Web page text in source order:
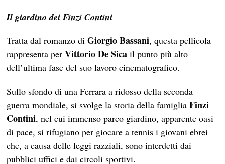
Il giardino dei Finzi Contini
Tratta dal romanzo diGiorgio Bassani, questa pellicola
rappresenta perVittorio De Sica il punto più alto
dell’ultima fase del suo lavoro cinematografico.
Sullo sfondo di una Ferrara a ridosso della seconda
guerra mondiale, si svolge la storia della famigliaFinzi
Contini, nel cui immenso parco giardino, apparente oasi
di pace, si rifugiano per giocare a tennis i giovani ebrei
che, a causa delle leggi razziali, sono interdetti dai
pubblici uffici e dai circoli sportivi.